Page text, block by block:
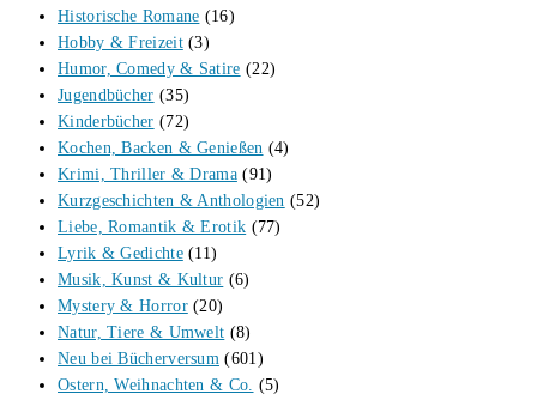
Historische Romane (16)
Hobby & Freizeit (3)
Humor, Comedy & Satire (22)
Jugendbücher (35)
Kinderbücher (72)
Kochen, Backen & Genießen (4)
Krimi, Thriller & Drama (91)
Kurzgeschichten & Anthologien (52)
Liebe, Romantik & Erotik (77)
Lyrik & Gedichte (11)
Musik, Kunst & Kultur (6)
Mystery & Horror (20)
Natur, Tiere & Umwelt (8)
Neu bei Bücherversum (601)
Ostern, Weihnachten & Co. (5)